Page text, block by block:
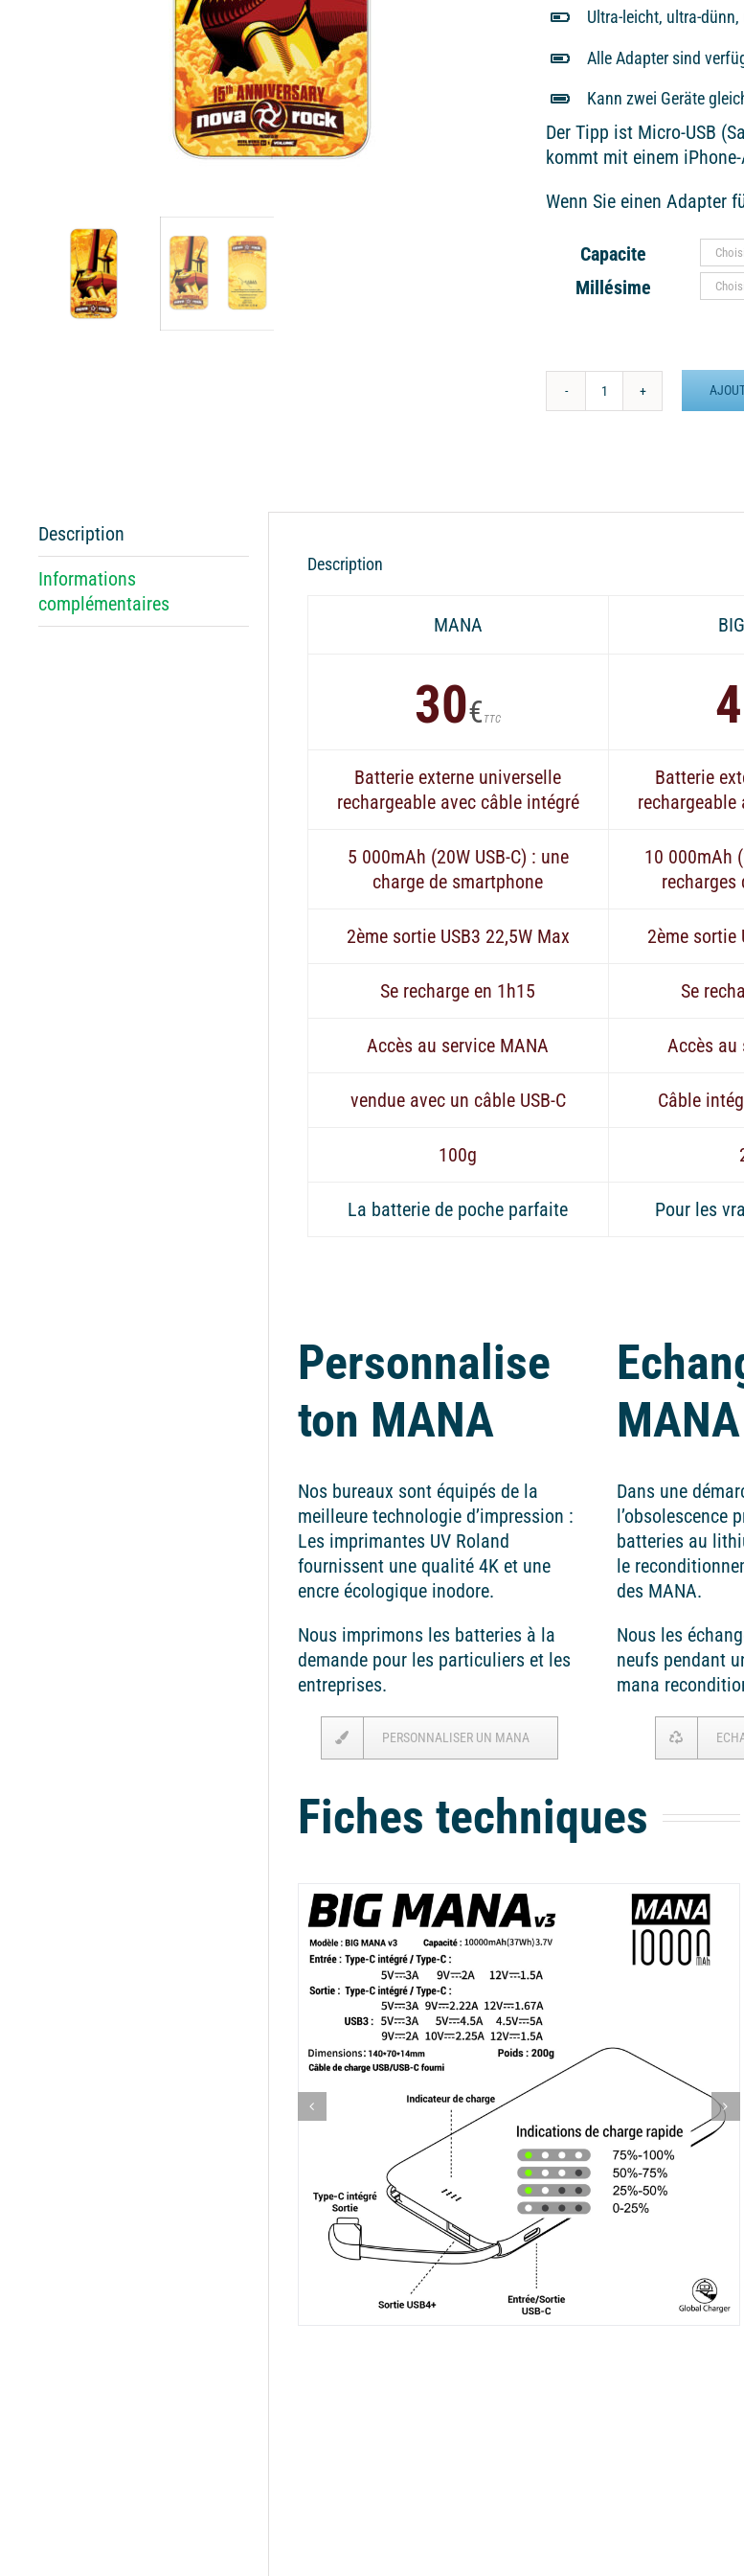
Ultra-leicht, ultra-
Alle Adapter sind
Kann zwei Geräte
Der Tipp ist Micro-USB
kommt mit einem
Wenn Sie einen Adapter
Capacite
Millésime
quantité
Description
Informations
complémentaires
Description
MANA
30€ TTC
Batterie externe universelle
rechargeable avec câble intégré
5 000mAh (20W USB-C) : une
charge de smartphone
2ème sortie USB3 22,5W Max
Se recharge en 1h15
Accès au service MANA
vendue avec un câble USB-C
100g
La batterie de poche parfaite
Batterie
rechargeable
10 000mAh
recharges
2ème sortie
Se
Accès au
Câble
Pour les
Personnalise
ton MANA
Nos bureaux sont équipés de la
meilleure technologie d’impression :
Les imprimantes UV Roland
fournissent une qualité 4K et une
encre écologique inodore.
Nous imprimons les batteries à la
demande pour les particuliers et les
entreprises.
PERSONNALISER UN MANA
MANA
Dans une
l’obsolescence
batteries au
le
des MANA.
Nous les
neufs pendant
mana
Fiches techniques